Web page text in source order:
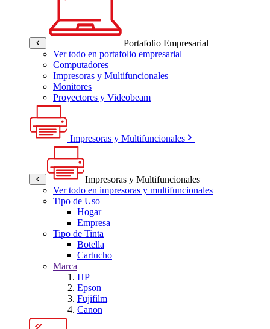
Portafolio Empresarial
Ver todo en portafolio empresarial
Computadores
Impresoras y Multifuncionales
Monitores
Proyectores y Videobeam
Impresoras y Multifuncionales
Impresoras y Multifuncionales
Ver todo en impresoras y multifuncionales
Tipo de Uso
Hogar
Empresa
Tipo de Tinta
Botella
Cartucho
Marca
HP
Epson
Fujifilm
Canon